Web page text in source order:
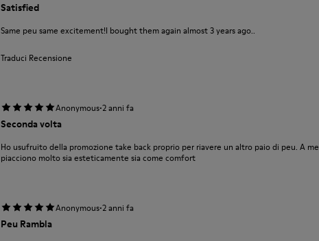
Satisfied
Same peu same excitement!I bought them again almost 3 years ago..
Traduci Recensione
Anonymous·2 anni fa
Seconda volta
Ho usufruito della promozione take back proprio per riavere un altro paio di peu. A me
piacciono molto sia esteticamente sia come comfort
Anonymous·2 anni fa
Peu Rambla